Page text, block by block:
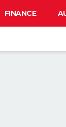
FINANCE